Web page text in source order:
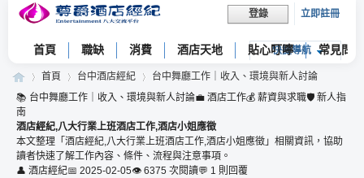
登錄 立即註冊
快捷導航
首頁 職缺 消費 酒店天地 貼心叮嚀 常見問題
尊 »
首頁
›
台中酒店經紀
›
台中舞廳工作｜收入、環境與新人討論
📚 台中舞廳工作｜收入、環境與新人討論💼 酒店工作💰 薪資與求職🛡 新人指
南
酒店經紀,八大行業上班酒店工作,酒店小姐應徵
本文整理「酒店經紀,八大行業上班酒店工作,酒店小姐應徵」相關資訊，協助
讀者快速了解工作內容、條件、流程與注意事項。
👤 酒店經紀📅 2025-02-05👁 6375 次閱讀💬 1 則回覆